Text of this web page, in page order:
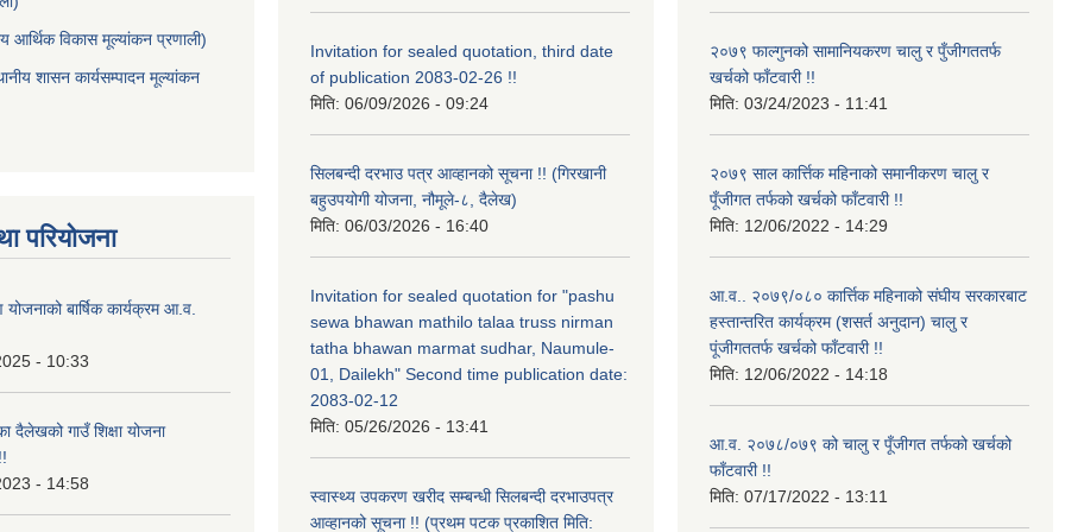
आर्थिक विकास मूल्यांकन प्रणाली)
शासन कार्यसम्पादन मूल्यांकन
परियोजना
योजनाको बार्षिक कार्यक्रम आ.व.
- 10:33
दैलेखको गाउँ शिक्षा योजना
- 14:58
Invitation for sealed quotation, third date
of publication 2083-02-26 !!
मिति: 06/09/2026 - 09:24
सिलबन्दी दरभाउ पत्र आव्हानको सूचना !! (गिरखानी
बहुउपयोगी योजना, नौमूले-८, दैलेख)
मिति: 06/03/2026 - 16:40
Invitation for sealed quotation for "pashu
sewa bhawan mathilo talaa truss nirman
tatha bhawan marmat sudhar, Naumule-
01, Dailekh" Second time publication date:
2083-02-12
मिति: 05/26/2026 - 13:41
स्वास्थ्य उपकरण खरीद सम्बन्धी सिलबन्दी दरभाउपत्र
आव्हानको सूचना !! (प्रथम पटक प्रकाशित मिति:
२०७९ फाल्गुनको सामानियकरण चालु र पुँजीगततर्फ
खर्चको फाँटवारी !!
मिति: 03/24/2023 - 11:41
२०७९ साल कार्त्तिक महिनाको समानीकरण चालु र
पूँजीगत तर्फको खर्चको फाँटवारी !!
मिति: 12/06/2022 - 14:29
आ.व.. २०७९/०८० कार्त्तिक महिनाको संघीय सरकारबाट
हस्तान्तरित कार्यक्रम (शसर्त अनुदान) चालु र
पूंजीगततर्फ खर्चको फाँटवारी !!
मिति: 12/06/2022 - 14:18
आ.व. २०७८/०७९ को चालु र पूँजीगत तर्फको खर्चको
फाँटवारी !!
मिति: 07/17/2022 - 13:11